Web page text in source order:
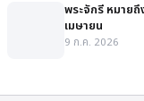
พระจักรี หมายถึ
เมษายน
9 ก.ค. 2026